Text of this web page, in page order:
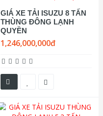
GIÁ XE TẢI ISUZU 8 TẤN
THÙNG ĐÔNG LẠNH
QUYỀN
1,246,000,000đ